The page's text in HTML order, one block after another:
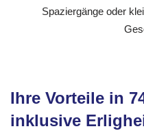
Spaziergänge oder
Ihre Vorteile in
inklusive